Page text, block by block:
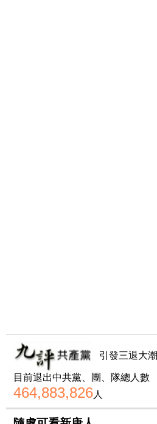
引發三退大潮
目前退出中共黨、團、隊總人數
464,883,826人